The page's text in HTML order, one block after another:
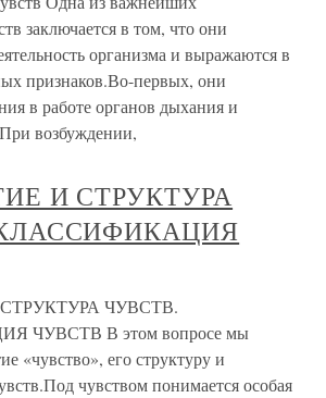
заключается в том, что они
организма и выражаются в
признаков.Во-первых, они
в работе органов дыхания и
возбуждении,
И СТРУКТУРА
ЧУВСТВ.
ЧУВСТВ В этом вопросе мы
«чувство», его структуру и
чувством понимается особая